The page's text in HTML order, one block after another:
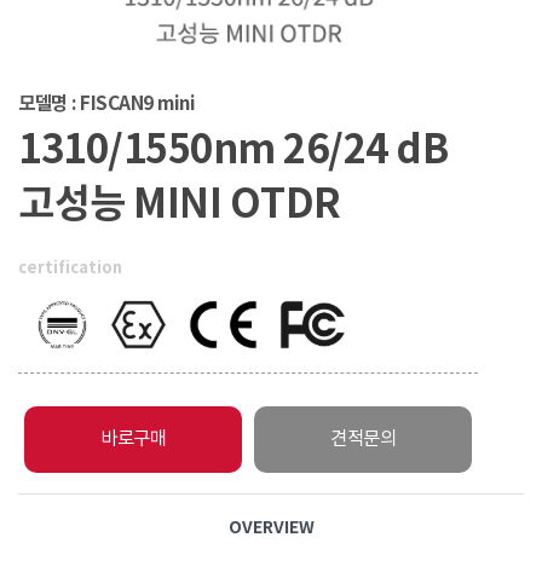
모델명 : FISCAN9 mini
1310/1550nm 26/24 dB
고성능 MINI OTDR
certification
바로구매 견적문의
OVERVIEW